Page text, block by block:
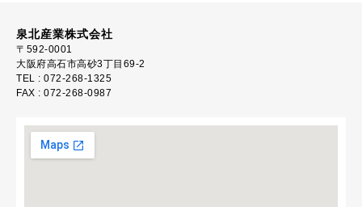
泉北産業株式会社
〒592-0001
大阪府高石市高砂3丁目69-2
TEL : 072-268-1325
FAX : 072-268-0987